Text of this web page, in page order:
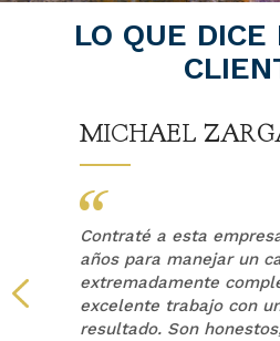
LO QUE DICE
MICHAEL
Contraté a esta
años para manejar un
extremadamente
excelente trabajo con
resultado. Son